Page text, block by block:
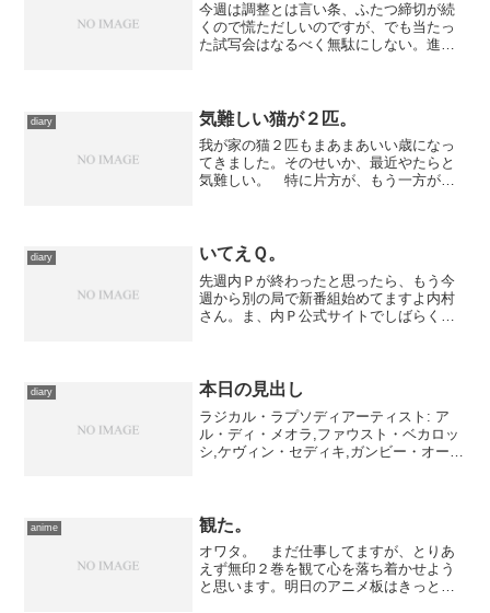
今週は調整とは言い条、ふたつ締切が続
くので慌ただしいのですが、でも当たっ
た試写会はなるべく無駄にしない。進行
商品の引き取りへ。が、指定...
diary 気難しい猫が２匹。
我が家の猫２匹もまあまあいい歳になっ
てきました。そのせいか、最近やたらと
気難しい。 特に片方が、もう一方がや
いたのですが、近ごろは慣れ...
diary いてえＱ。
先週内Ｐが終わったと思ったら、もう今
週から別の局で新番組始めてますよ内村
さん。ま、内Ｐ公式サイトでしばらくの
からの三十分番組で、タイ...
diary 本日の見出し
ラジカル・ラプソディアーティスト: ア
ル・ディ・メオラ,ファウスト・ベカロッ
シ,ケヴィン・セディキ,ガンビー・オーテ
バルカ...
anime 観た。
オワタ。 まだ仕事してますが、とりあ
えず無印２巻を観て心を落ち着かせよう
と思います。明日のアニメ板はきっと